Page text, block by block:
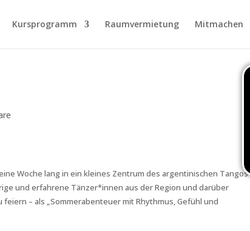
Kursprogramm Raumvermietung Mitmachen
Woche lang in ein kleines Zentrum des argentinischen Tangos
und erfahrene Tänzer*innen aus der Region und darüber
– als „Sommerabenteuer mit Rhythmus, Gefühl und